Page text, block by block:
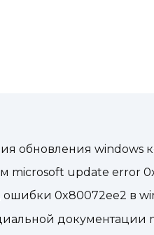
обновления windows
microsoft update error
ошибки 0x80072ee2 в
документации